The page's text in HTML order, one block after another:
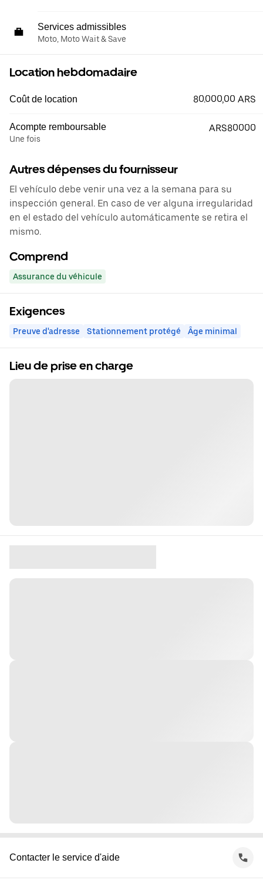
Services admissibles
Moto, Moto Wait & Save
Location hebdomadaire
Coût de location 80.000,00 ARS
Acompte remboursable
Une fois
ARS80000
Autres dépenses du fournisseur
El vehículo debe venir una vez a la semana para su
inspección general. En caso de ver alguna irregularidad
en el estado del vehículo automáticamente se retira el
mismo.
Comprend
Assurance du véhicule
Exigences
Preuve d'adresse Stationnement protégé Âge minimal
Lieu de prise en charge
Contacter le service d'aide